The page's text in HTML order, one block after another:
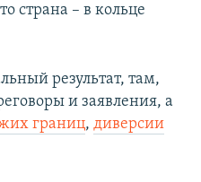
страна – в кольце
результат, там,
и заявления, а
границ, диверсии